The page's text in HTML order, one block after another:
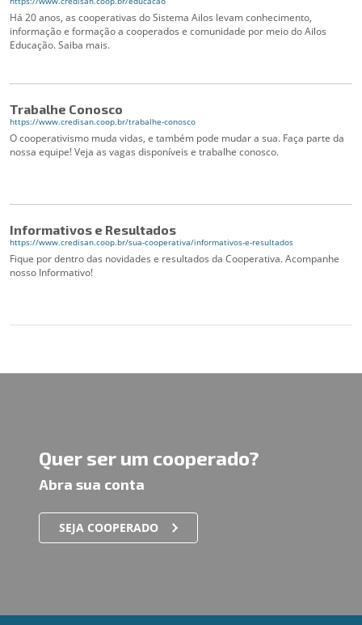
Há 20 anos, as cooperativas do Sistema Ailos levam conhecimento,
informação e formação a cooperados e comunidade por meio do Ailos
Educação. Saiba mais.
Trabalhe Conosco
https://www.credisan.coop.br/trabalhe-conosco
O cooperativismo muda vidas, e também pode mudar a sua. Faça parte da
nossa equipe! Veja as vagas disponíveis e trabalhe conosco.
Informativos e Resultados
https://www.credisan.coop.br/sua-cooperativa/informativos-e-resultados
Fique por dentro das novidades e resultados da Cooperativa. Acompanhe
nosso Informativo!
Quer ser um cooperado?
Abra sua conta
SEJA COOPERADO